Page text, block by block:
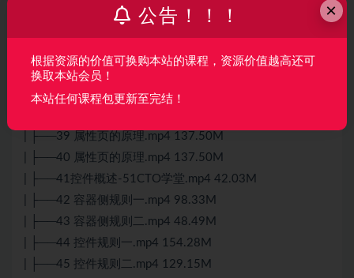
| ├──34 消息链条和消息分类.mp4 66.99M
| ├──37 CContainedWindow中的SuperClass技术.mp4
126.15M
| ├──39 属性页的原理.mp4 137.50M
| ├──40 属性页的原理.mp4 137.50M
| ├──41控件概述-51CTO学堂.mp4 42.03M
| ├──42 容器侧规则一.mp4 98.33M
| ├──43 容器侧规则二.mp4 48.49M
| ├──44 控件规则一.mp4 154.28M
| ├──45 控件规则二.mp4 129.15M
×
公告！！！
根据资源的价值可换购本站的课程，资源价值越高还可
换取本站会员！
本站任何课程包更新至完结！